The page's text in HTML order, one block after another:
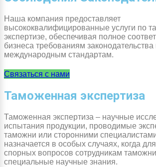
Наша компания предоставляет
высококвалифицированные услуги по
экспертизе, обеспечивая полное
бизнеса требованиям законодательства
международным стандартам.
Связаться с нами
Таможенная экспертиза
Таможенная экспертиза – научные
испытания продукции, проводимые
таможни или сторонними
назначается в особых случаях, когда
спорных вопросов сотрудникам
специальные научные знания.